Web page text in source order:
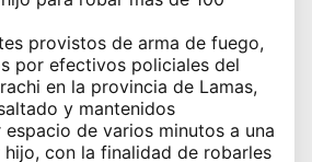
provistos de arma de fuego,
por efectivos policiales del
en la provincia de Lamas,
y mantenidos
de varios minutos a una
hijo, con la finalidad de robarles